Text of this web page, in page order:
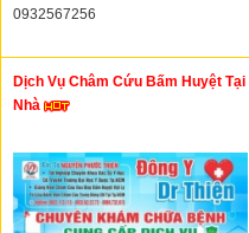
0932567256
Dịch Vụ Châm Cứu Bấm Huyệt Tại
Nhà